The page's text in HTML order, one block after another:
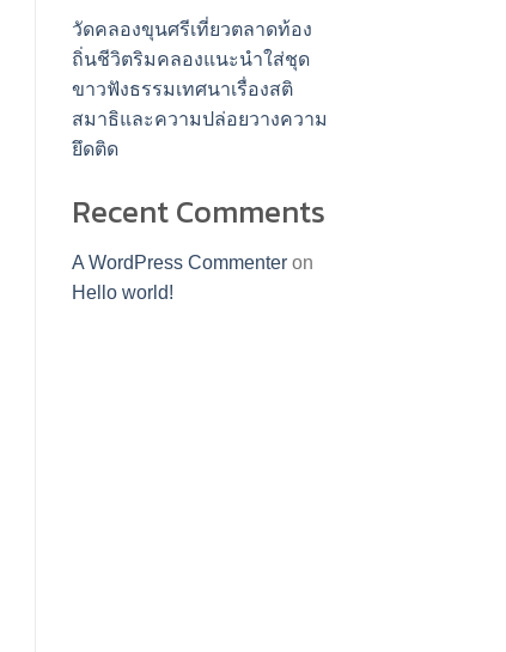
วัดคลองขุนศรีเที่ยวตลาดท้อง
ถิ่นชีวิตริมคลองแนะนำใส่ชุด
ขาวฟังธรรมเทศนาเรื่องสติ
สมาธิและความปล่อยวางความ
ยึดติด
Recent Comments
A WordPress Commenteron
Hello world!